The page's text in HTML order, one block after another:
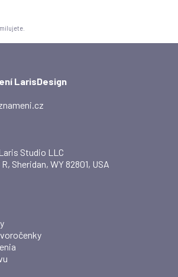
LarisDesign
Studio LLC
Sheridan, WY 82801, USA